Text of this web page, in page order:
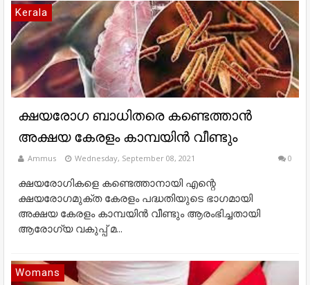
Kerala
ക്ഷയരോഗ ബാധിതരെ കണ്ടെത്താൻ
അക്ഷയ കേരളം കാമ്പയിൻ വീണ്ടും
Ammus Wednesday, September 08, 2021 0
ക്ഷയരോഗികളെ കണ്ടെത്താനായി എന്റെ
ക്ഷയരോഗമുക്ത കേരളം പദ്ധതിയുടെ ഭാഗമായി
അക്ഷയ കേരളം കാമ്പയിൻ വീണ്ടും ആരംഭിച്ചതായി
ആരോഗ്യ വകുപ്പ് മ...
Womans